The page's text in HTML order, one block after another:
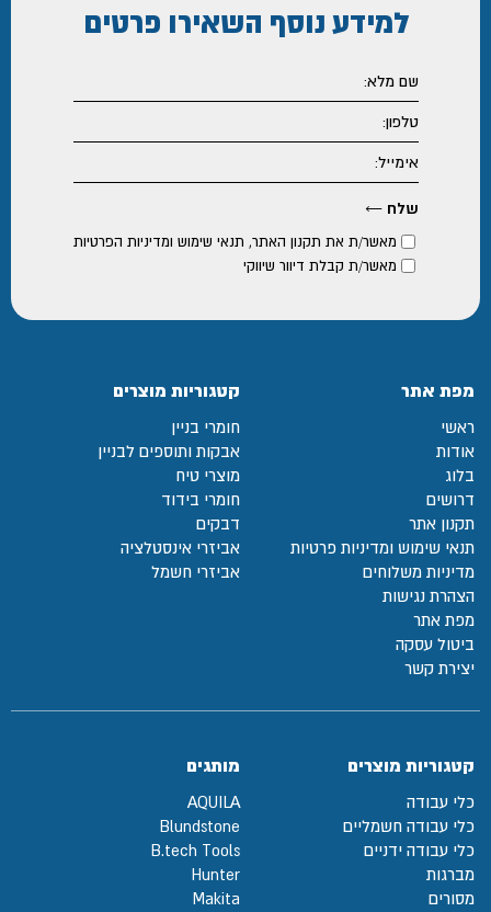
למידע נוסף השאירו פרטים
מאשר/ת את תקנון האתר, תנאי שימוש ומדיניות הפרטיות
מאשר/ת קבלת דיוור שיווקי
מפת אתר
ראשי
אודות
בלוג
דרושים
תקנון אתר
תנאי שימוש ומדיניות פרטיות
מדיניות משלוחים
הצהרת נגישות
מפת אתר
ביטול עסקה
יצירת קשר
קטגוריות מוצרים
חומרי בניין
אבקות ותוספים לבניין
מוצרי טיח
חומרי בידוד
דבקים
אביזרי אינסטלציה
אביזרי חשמל
קטגוריות מוצרים
כלי עבודה
כלי עבודה חשמליים
כלי עבודה ידניים
מברגות
מסורים
מותגים
AQUILA
Blundstone
B.tech Tools
Hunter
Makita